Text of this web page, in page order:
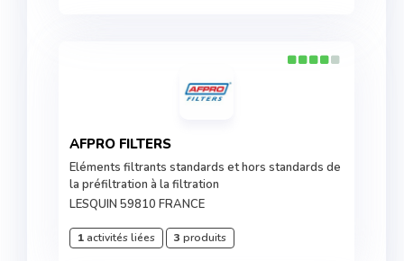
AFPRO FILTERS
Eléments filtrants standards et hors standards de
la préfiltration à la filtration
LESQUIN 59810 FRANCE
1activités liées 3 produits